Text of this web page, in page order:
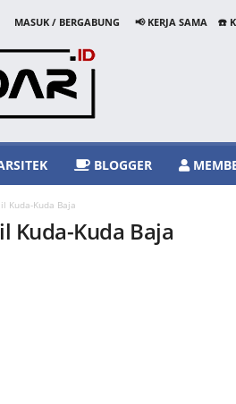
MASUK / BERGABUNG 📢 KERJA SAMA ☎️
BLOGGER
Kuda-Kuda Baja
Kuda-Kuda Baja